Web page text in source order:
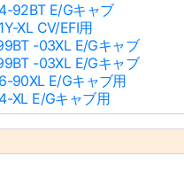
92BT E/Gキャブ
XL CV/EFI用
-03XL E/Gキャブ
-03XL E/Gキャブ
90XL E/Gキャブ用
XL E/Gキャブ用